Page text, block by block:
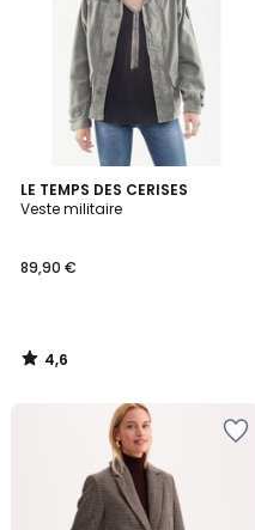
LE TEMPS DES CERISES
Veste militaire
89,90 €
4,6
/ 5
4,6
/